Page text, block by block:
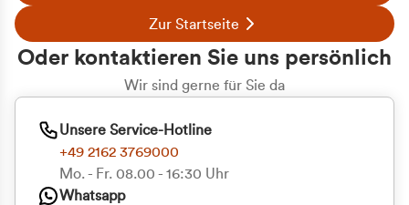
Zur Startseite
Oder kontaktieren Sie uns persönlich
Wir sind gerne für Sie da
Unsere Service-Hotline
+49 2162 3769000
Mo. - Fr. 08.00 - 16:30 Uhr
Whatsapp